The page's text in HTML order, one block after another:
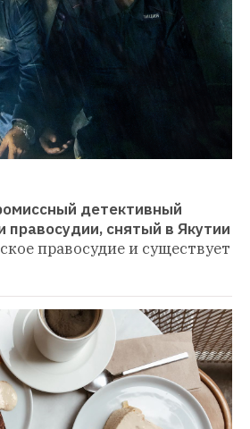
детективный
правосудии, снятый в Якутии
правосудие и существует